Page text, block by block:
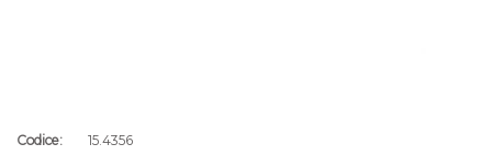
Codice: 15.4356